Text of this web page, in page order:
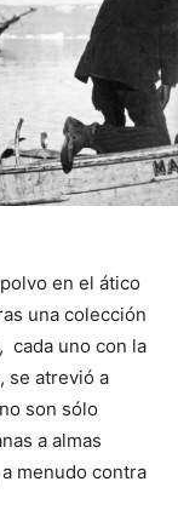
en el ático
una colección
cada uno con la
se atrevió a
son sólo
a almas
menudo contra